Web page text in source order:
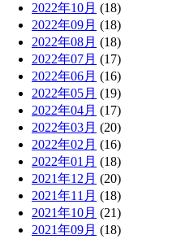
2022年10月 (18)
2022年09月 (18)
2022年08月 (18)
2022年07月 (17)
2022年06月 (16)
2022年05月 (19)
2022年04月 (17)
2022年03月 (20)
2022年02月 (16)
2022年01月 (18)
2021年12月 (20)
2021年11月 (18)
2021年10月 (21)
2021年09月 (18)